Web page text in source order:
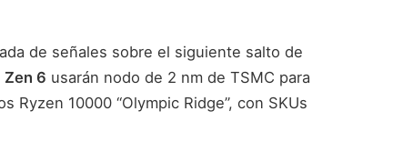
de señales sobre el siguiente salto de
Zen 6 usarán nodo de 2 nm de TSMC para
Ryzen 10000 “Olympic Ridge”, con SKUs